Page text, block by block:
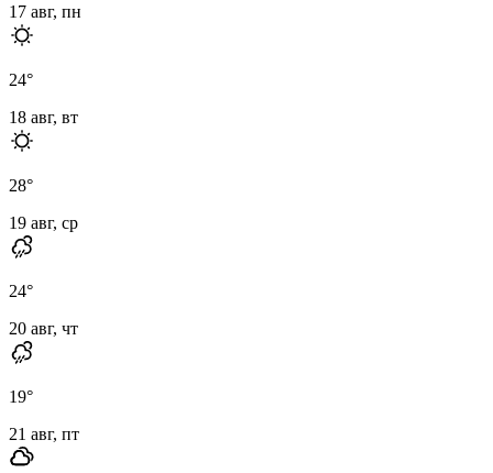
17 авг, пн
24°
18 авг, вт
28°
19 авг, ср
24°
20 авг, чт
19°
21 авг, пт